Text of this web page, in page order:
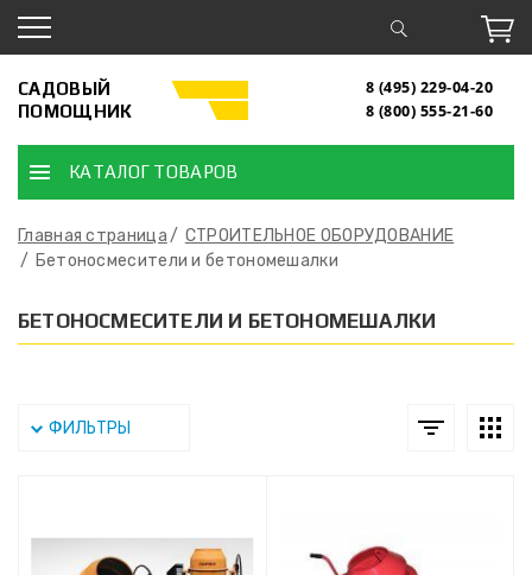
САДОВЫЙ
ПОМОЩНИК
8 (495) 229-04-20
8 (800) 555-21-60
КАТАЛОГ ТОВАРОВ
Главная страница
СТРОИТЕЛЬНОЕ ОБОРУДОВАНИЕ
Бетоносмесители и бетономешалки
БЕТОНОСМЕСИТЕЛИ И БЕТОНОМЕШАЛКИ
ФИЛЬТРЫ